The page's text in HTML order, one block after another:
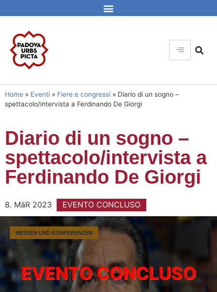
Home » Eventi » Fiere e congressi » Diario di un sogno –
spettacolo/intervista a Ferdinando De Giorgi
Diario di un sogno –
spettacolo/intervista a
Ferdinando De Giorgi
8. MäR 2023 EVENTO CONCLUSO
MESSEN UND KONFERENZEN